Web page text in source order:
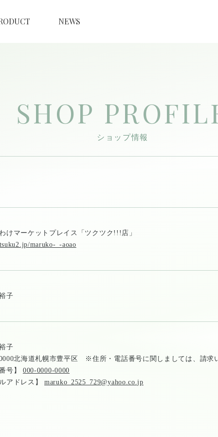
NEWS
SHOP
ショップ情報
けマーケットプレイス「ツクツク!!!店」
maruko-_-aoao
子
子
北海道札幌市豊平区 ※住所・電話番号に関しましては、請求
号】 000-0000-0000
アドレス】 maruko_2525_729@yahoo.co.jp